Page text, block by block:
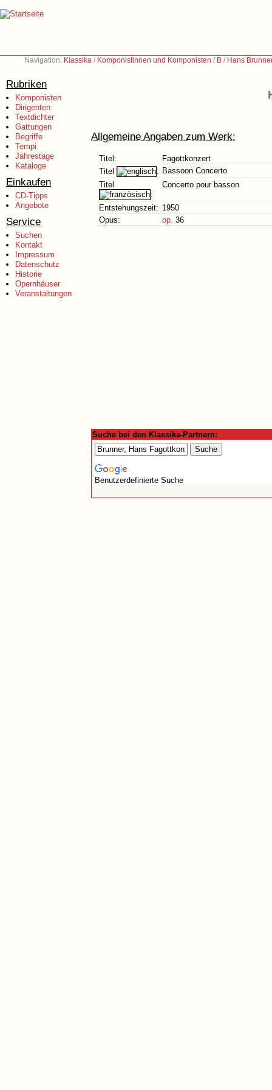
Navigation: Klassika / Komponistinnen und Komponisten / B / Hans
Rubriken
Komponisten
Dirigenten
Textdichter
Gattungen
Begriffe
Tempi
Jahrestage
Kataloge
Einkaufen
CD-Tipps
Angebote
Service
Suchen
Kontakt
Impressum
Datenschutz
Historie
Opernhäuser
Veranstaltungen
Allgemeine Angaben zum Werk:
Titel:
Fagottkonzert
Titel
: Bassoon Concerto
Titel
:
Concerto pour basson
Entstehungszeit: 1950
Opus:
op. 36
Suche bei den Klassika-Partnern:
Benutzerdefinierte Suche